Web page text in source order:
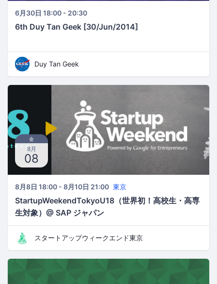
6月30日 18:00 - 20:30
6th Duy Tan Geek [30/Jun/2014]
Duy Tan Geek
金
8月
08
8月8日 18:00 - 8月10日 21:00 東京
StartupWeekendTokyoU18（世界初！高校生・高専
生対象）@ SAP ジャパン
スタートアップウィークエンド東京